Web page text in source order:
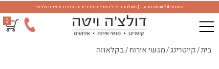
הזמנות 24 שעות מראש | משלוחים לכל הארץ במחירים משתנים בתיאום טלפוני
0
בית/קייטרינג/מגשי אירוח/בקלאווה